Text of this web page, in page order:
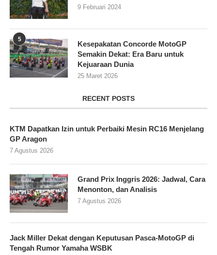
9 Februari 2024
5
Kesepakatan Concorde MotoGP
Semakin Dekat: Era Baru untuk
Kejuaraan Dunia
25 Maret 2026
RECENT POSTS
KTM Dapatkan Izin untuk Perbaiki Mesin RC16 Menjelang
GP Aragon
7 Agustus 2026
Grand Prix Inggris 2026: Jadwal, Cara
Menonton, dan Analisis
7 Agustus 2026
Jack Miller Dekat dengan Keputusan Pasca-MotoGP di
Tengah Rumor Yamaha WSBK